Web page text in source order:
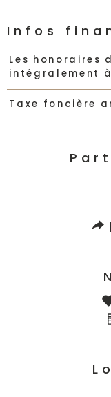
Infos
Caractéristiques
Les honoraires
intégralement
Taxe foncière